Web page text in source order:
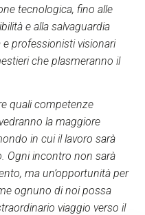
tecnologica, fino alle
e alla salvaguardia
professionisti visionari
che plasmeranno il
quali competenze
la maggiore
in cui il lavoro sarà
Ogni incontro non sarà
ma un’opportunità per
ognuno di noi possa
viaggio verso il